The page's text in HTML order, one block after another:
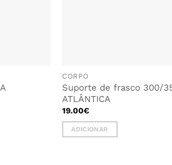
CORPO
Suporte de frasco 300/
ATLÂNTICA
19.00€
ADICIONAR